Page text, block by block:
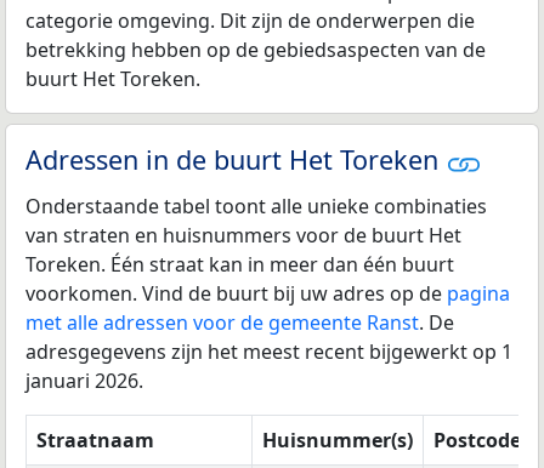
categorie omgeving. Dit zijn de onderwerpen die
betrekking hebben op de gebiedsaspecten van de
buurt Het Toreken.
Adressen in de buurt Het Toreken
Onderstaande tabel toont alle unieke combinaties
van straten en huisnummers voor de buurt Het
Toreken. Één straat kan in meer dan één buurt
voorkomen. Vind de buurt bij uw adres op de pagina
met alle adressen voor de gemeente Ranst. De
adresgegevens zijn het meest recent bijgewerkt op 1
januari 2026.
Straatnaam Huisnummer(s)
Postcode(s)